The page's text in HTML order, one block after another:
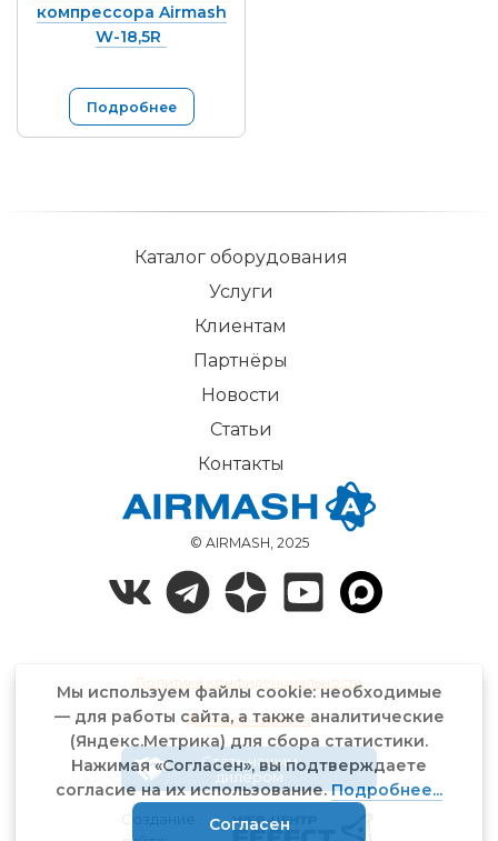
компрессора Airmash
W-18,5R
Подробнее
© AIRMASH, 2025
Каталог оборудования
Услуги
Клиентам
Партнёры
Новости
Статьи
Контакты
Политика конфиденциальности
Договор-оферта
Стать нашим
дилером
Мы используем файлы cookie: необходимые
— для работы сайта, а также аналитические
(Яндекс.Метрика) для сбора статистики.
Нажимая «Согласен», вы подтверждаете
согласие на их использование.Подробнее...
Согласен